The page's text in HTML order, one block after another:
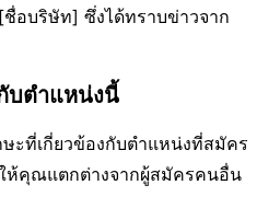
อบริษัท] ซึ่งได้ทราบข่าวจาก
บตำแหน่งนี้
ะที่เกี่ยวข้องกับตำแหน่งที่สมัคร
ห้คุณแตกต่างจากผู้สมัครคนอื่น